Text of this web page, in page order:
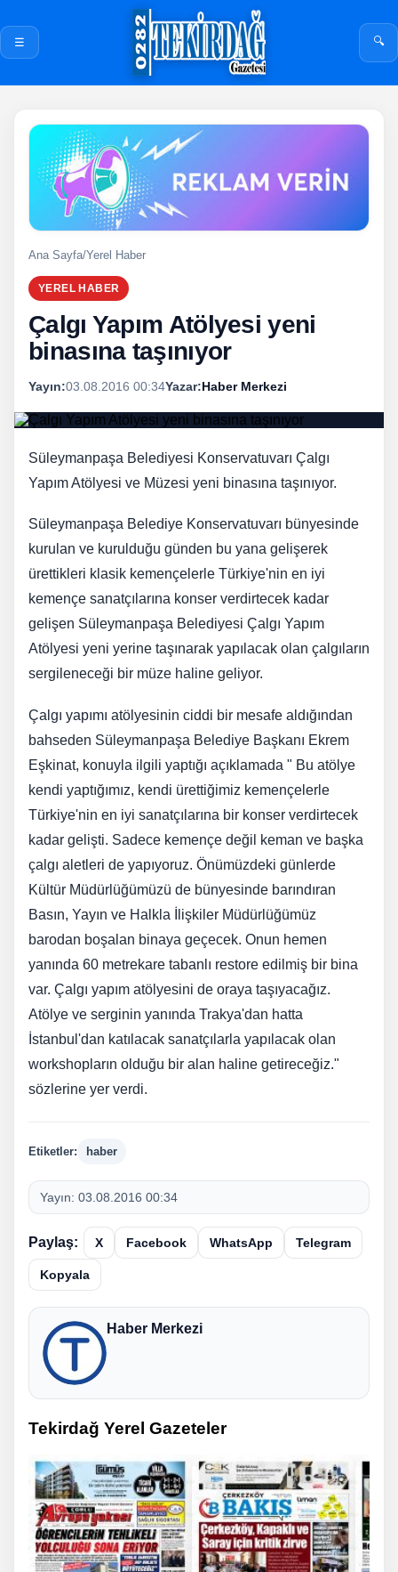
☰ 🔍
Ana Sayfa/Yerel Haber
YEREL HABER
Çalgı Yapım Atölyesi yeni
binasına taşınıyor
Yayın:03.08.2016 00:34Yazar:Haber Merkezi
Süleymanpaşa Belediyesi Konservatuvarı Çalgı
Yapım Atölyesi ve Müzesi yeni binasına taşınıyor.
Süleymanpaşa Belediye Konservatuvarı bünyesinde
kurulan ve kurulduğu günden bu yana gelişerek
ürettikleri klasik kemençelerle Türkiye'nin en iyi
kemençe sanatçılarına konser verdirtecek kadar
gelişen Süleymanpaşa Belediyesi Çalgı Yapım
Atölyesi yeni yerine taşınarak yapılacak olan çalgıların
sergileneceği bir müze haline geliyor.
Çalgı yapımı atölyesinin ciddi bir mesafe aldığından
bahseden Süleymanpaşa Belediye Başkanı Ekrem
Eşkinat, konuyla ilgili yaptığı açıklamada " Bu atölye
kendi yaptığımız, kendi ürettiğimiz kemençelerle
Türkiye'nin en iyi sanatçılarına bir konser verdirtecek
kadar gelişti. Sadece kemençe değil keman ve başka
çalgı aletleri de yapıyoruz. Önümüzdeki günlerde
Kültür Müdürlüğümüzü de bünyesinde barındıran
Basın, Yayın ve Halkla İlişkiler Müdürlüğümüz
barodan boşalan binaya geçecek. Onun hemen
yanında 60 metrekare tabanlı restore edilmiş bir bina
var. Çalgı yapım atölyesini de oraya taşıyacağız.
Atölye ve serginin yanında Trakya'dan hatta
İstanbul'dan katılacak sanatçılarla yapılacak olan
workshopların olduğu bir alan haline getireceğiz."
sözlerine yer verdi.
Etiketler: haber
Yayın: 03.08.2016 00:34
Paylaş: X Facebook WhatsApp Telegram
Kopyala
Haber Merkezi
Tekirdağ Yerel Gazeteler